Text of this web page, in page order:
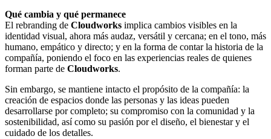
Qué cambia y qué permanece
El rebranding de Cloudworks implica cambios visibles en la
identidad visual, ahora más audaz, versátil y cercana; en el tono, más
humano, empático y directo; y en la forma de contar la historia de la
compañía, poniendo el foco en las experiencias reales de quienes
forman parte de Cloudworks.
Sin embargo, se mantiene intacto el propósito de la compañía: la
creación de espacios donde las personas y las ideas pueden
desarrollarse por completo; su compromiso con la comunidad y la
sostenibilidad, así como su pasión por el diseño, el bienestar y el
cuidado de los detalles.